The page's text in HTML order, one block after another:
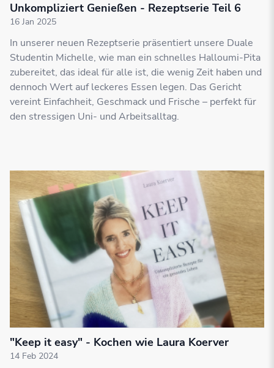
Unkompliziert Genießen - Rezeptserie Teil 6
16 Jan 2025
In unserer neuen Rezeptserie präsentiert unsere Duale
Studentin Michelle, wie man ein schnelles Halloumi-Pita
zubereitet, das ideal für alle ist, die wenig Zeit haben und
dennoch Wert auf leckeres Essen legen. Das Gericht
vereint Einfachheit, Geschmack und Frische – perfekt für
den stressigen Uni- und Arbeitsalltag.
"Keep it easy" - Kochen wie Laura Koerver
14 Feb 2024